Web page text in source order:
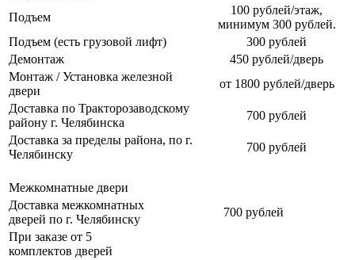
Подъем
100 рублей/этаж,
минимум 300 рублей.
Подъем (есть грузовой лифт)
300 рублей
Демонтаж
450 рублей/дверь
Монтаж / Установка железной
двери
от 1800 рублей/дверь
Доставка по Тракторозаводскому
району г. Челябинска
700 рублей
Доставка за пределы района, по г.
Челябинску
700 рублей
Межкомнатные двери
Доставка межкомнатных
дверей по г. Челябинску
700 рублей
При заказе от 5
комплектов дверей